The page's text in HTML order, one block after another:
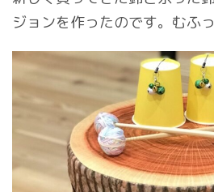
ジョンを作ったのです。むふっ